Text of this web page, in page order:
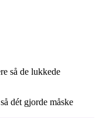
så de lukkede
dét gjorde måske